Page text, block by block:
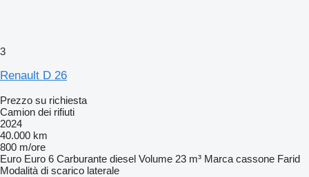
3
Renault D 26
Prezzo su richiesta
Camion dei rifiuti
2024
40.000 km
800 m/ore
Euro Euro 6 Carburante diesel Volume 23 m³ Marca cassone Farid
Modalità di scarico laterale